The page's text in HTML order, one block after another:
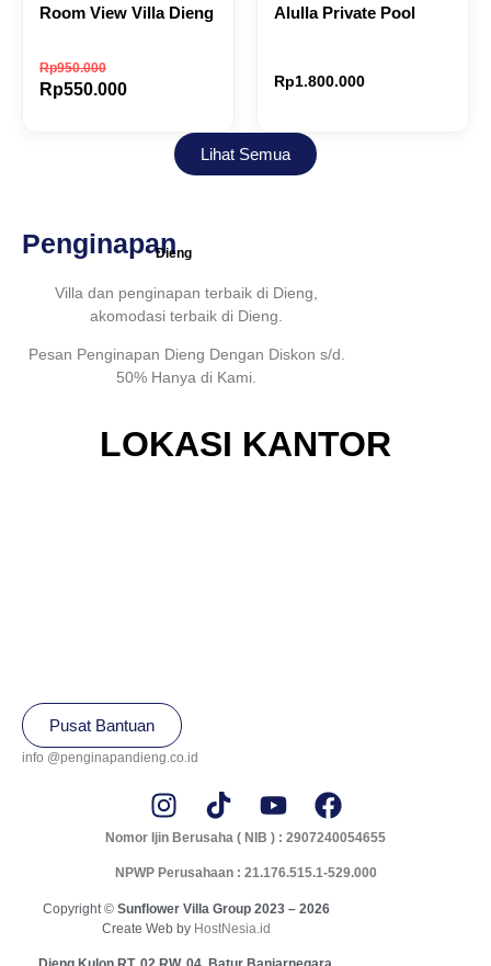
Room View Villa Dieng
Rp950.000
Rp550.000
Alulla Private Pool
Rp1.800.000
Lihat Semua
PenginapanDieng
Villa dan penginapan terbaik di Dieng,
akomodasi terbaik di Dieng.
Pesan Penginapan Dieng Dengan Diskon s/d.
50% Hanya di Kami.
LOKASI KANTOR
Pusat Bantuan
info @penginapandieng.co.id
Nomor Ijin Berusaha ( NIB ) : 2907240054655
NPWP Perusahaan : 21.176.515.1-529.000
Copyright © Sunflower Villa Group 2023 – 2026
Create Web by HostNesia.id